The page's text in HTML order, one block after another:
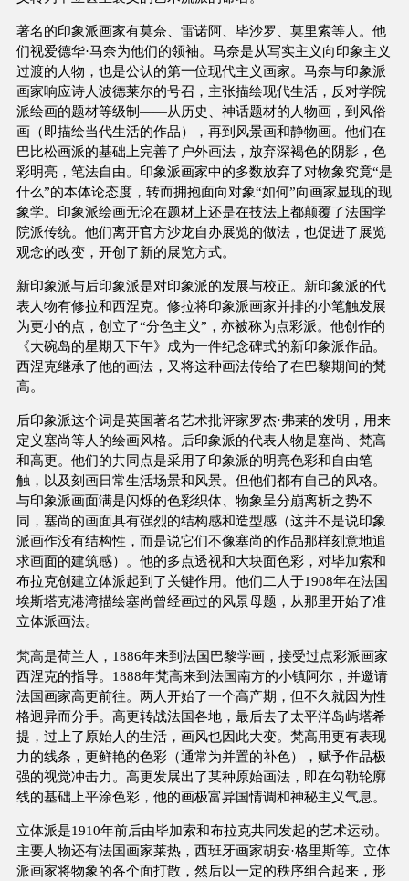
著名的印象派画家有莫奈、雷诺阿、毕沙罗、莫里索等人。他
们视爱德华·马奈为他们的领袖。马奈是从写实主义向印象主义
过渡的人物，也是公认的第一位现代主义画家。马奈与印象派
画家响应诗人波德莱尔的号召，主张描绘现代生活，反对学院
派绘画的题材等级制——从历史、神话题材的人物画，到风俗
画（即描绘当代生活的作品），再到风景画和静物画。他们在
巴比松画派的基础上完善了户外画法，放弃深褐色的阴影，色
彩明亮，笔法自由。印象派画家中的多数放弃了对物象究竟“是
什么”的本体论态度，转而拥抱面向对象“如何”向画家显现的现
象学。印象派绘画无论在题材上还是在技法上都颠覆了法国学
院派传统。他们离开官方沙龙自办展览的做法，也促进了展览
观念的改变，开创了新的展览方式。
新印象派与后印象派是对印象派的发展与校正。新印象派的代
表人物有修拉和西涅克。修拉将印象派画家并排的小笔触发展
为更小的点，创立了“分色主义”，亦被称为点彩派。他创作的
《大碗岛的星期天下午》成为一件纪念碑式的新印象派作品。
西涅克继承了他的画法，又将这种画法传给了在巴黎期间的梵
高。
后印象派这个词是英国著名艺术批评家罗杰·弗莱的发明，用来
定义塞尚等人的绘画风格。后印象派的代表人物是塞尚、梵高
和高更。他们的共同点是采用了印象派的明亮色彩和自由笔
触，以及刻画日常生活场景和风景。但他们都有自己的风格。
与印象派画面满是闪烁的色彩织体、物象呈分崩离析之势不
同，塞尚的画面具有强烈的结构感和造型感（这并不是说印象
派画作没有结构性，而是说它们不像塞尚的作品那样刻意地追
求画面的建筑感）。他的多点透视和大块面色彩，对毕加索和
布拉克创建立体派起到了关键作用。他们二人于1908年在法国
埃斯塔克港湾描绘塞尚曾经画过的风景母题，从那里开始了准
立体派画法。
梵高是荷兰人，1886年来到法国巴黎学画，接受过点彩派画家
西涅克的指导。1888年梵高来到法国南方的小镇阿尔，并邀请
法国画家高更前往。两人开始了一个高产期，但不久就因为性
格迥异而分手。高更转战法国各地，最后去了太平洋岛屿塔希
提，过上了原始人的生活，画风也因此大变。梵高用更有表现
力的线条，更鲜艳的色彩（通常为并置的补色），赋予作品极
强的视觉冲击力。高更发展出了某种原始画法，即在勾勒轮廓
线的基础上平涂色彩，他的画极富异国情调和神秘主义气息。
立体派是1910年前后由毕加索和布拉克共同发起的艺术运动。
主要人物还有法国画家莱热，西班牙画家胡安·格里斯等。立体
派画家将物象的各个面打散，然后以一定的秩序组合起来，形